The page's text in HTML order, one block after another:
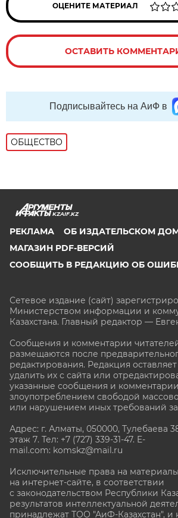
ОЦЕНИТЕ МАТЕРИАЛ
ОСТАВИТЬ
Подписывайтесь на АиФ в
ОБЩЕСТВО
KZAIF.KZ
РЕКЛАМА
ОБ ИЗДАТЕЛЬСКОМ
МАГАЗИН PDF-ВЕРСИЙ
СООБЩИТЬ В РЕДАКЦИЮ ОБ
Сетевое издание (сайт)
Министерством информации и
Казахстана. Главный редактор —
Сообщения и комментарии
размещаются после
редактирования. Редакция
удалить их с сайта или
указанные сообщения и
злоупотреблением свободой
или нарушением иных требований
Адрес: г. Алматы, 050000, Тулебаева
этаж 7. Тел: +7 (727) 339-31-47. E-
mail.com: komskz@mail.ru
Исключительные права на
на интернет-сайте, в соответствии
с законодательством Республики
результатов интеллектуальной
принадлежат ТОО "АиФ-Казахстан", и